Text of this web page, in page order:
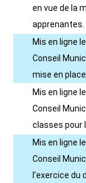
en vue de la
apprenantes.
Mis en ligne
Conseil
mise en
Mis en ligne
Conseil
classes pour
Mis en ligne
Conseil
l’exercice du